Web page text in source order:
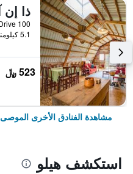
5.1 كيلومتر عن وسط المدينة
523 ﷼
مشاهدة الفنادق الأخرى الموصى
استكشف هيلو